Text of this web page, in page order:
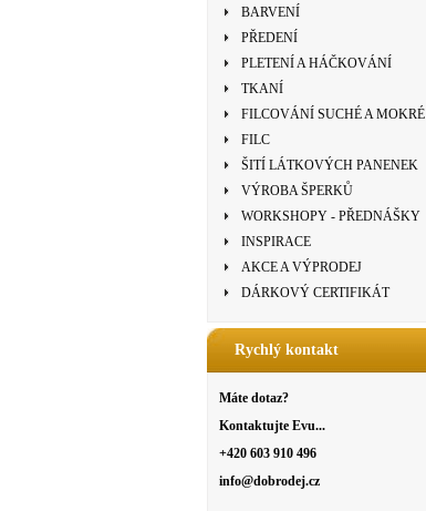
BARVENÍ
PŘEDENÍ
PLETENÍ A HÁČKOVÁNÍ
TKANÍ
FILCOVÁNÍ SUCHÉ A MOKRÉ
FILC
ŠITÍ LÁTKOVÝCH PANENEK
VÝROBA ŠPERKŮ
WORKSHOPY - PŘEDNÁŠKY
INSPIRACE
AKCE A VÝPRODEJ
DÁRKOVÝ CERTIFIKÁT
Rychlý kontakt
Máte dotaz?
Kontaktujte Evu...
+420 603 910 496
info@dobrodej.cz